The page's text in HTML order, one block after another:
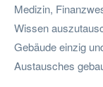
Medizin,
Wissen
Gebäude einzig
Austausches